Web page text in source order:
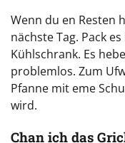
Wenn du en Resten
nächste Tag. Pack
Kühlschrank. Es
problemlos. Zum
Pfanne mit eme
wird.
Chan ich das